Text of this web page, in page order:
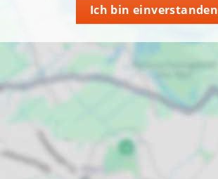
Ich bin einverstanden